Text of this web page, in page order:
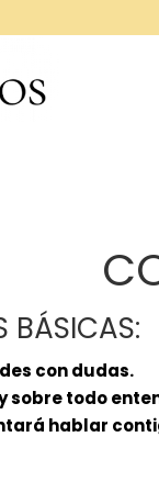
BÁSICAS:
con dudas.
y sobre todo
hablar